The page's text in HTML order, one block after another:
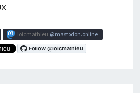
loicmathieu mastodon.online